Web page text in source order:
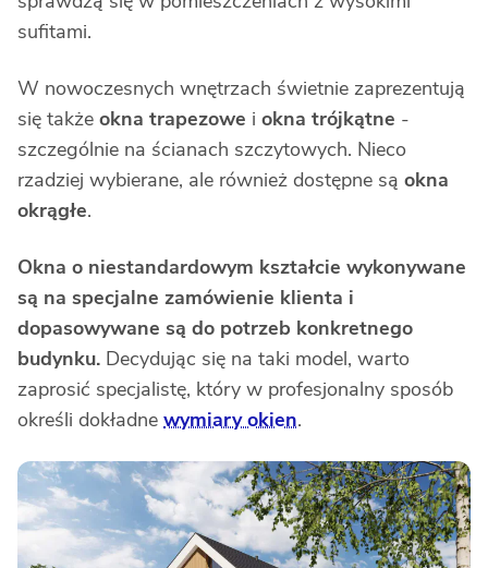
sufitami.
W nowoczesnych wnętrzach świetnie zaprezentują
się także okna trapezowe i okna trójkątne -
szczególnie na ścianach szczytowych. Nieco
rzadziej wybierane, ale również dostępne są okna
okrągłe.
Okna o niestandardowym kształcie wykonywane
są na specjalne zamówienie klienta i
dopasowywane są do potrzeb konkretnego
budynku. Decydując się na taki model, warto
zaprosić specjalistę, który w profesjonalny sposób
określi dokładne wymiary okien.